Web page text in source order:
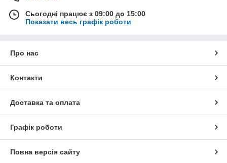
Сьогодні працює з 09:00 до 15:00
Показати весь графік роботи
Про нас
Контакти
Доставка та оплата
Графік роботи
Повна версія сайту